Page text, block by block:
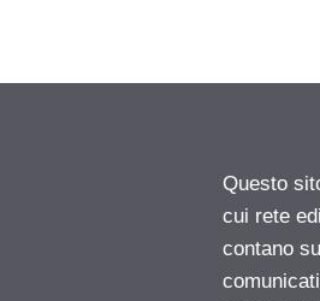
Questo
cui rete
contano